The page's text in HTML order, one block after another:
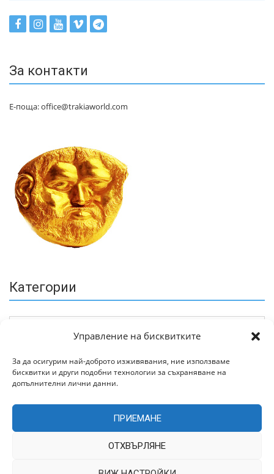
Управление на бисквитките
За да осигурим най-доброто изживявания, ние използваме
бисквитки и други подобни технологии за съхраняване на
допълнителни лични данни.
ПРИЕМАНЕ
ОТХВЪРЛЯНЕ
За контакти
Е-поща: office@trakiaworld.com
Категории
Архив